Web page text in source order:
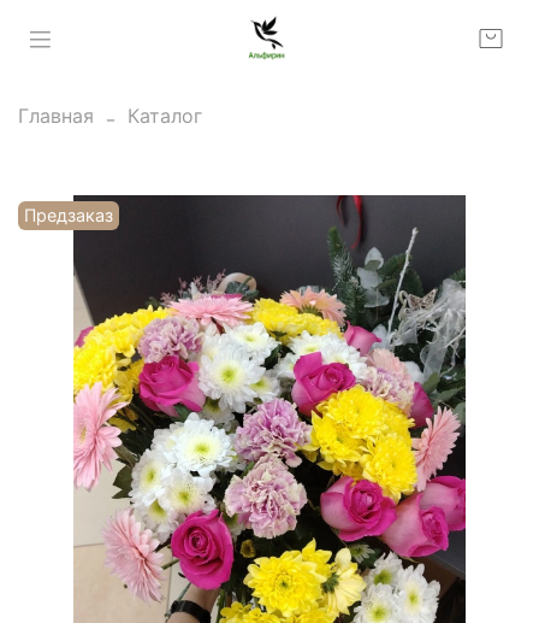
Главная Каталог
Предзаказ